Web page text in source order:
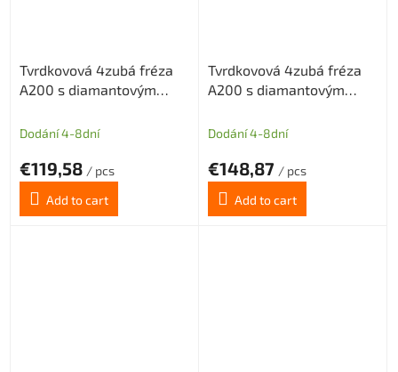
Tvrdkovová 4zubá fréza
A200 s diamantovým
průměr 10 (dlouhá stopka)
Dodání 4-8dní
€119,58 / pcs
Add to cart
Tvrdkovová 4zubá fréza
A200 s diamantovým
průměr 12 (dlouhá stopka)
Dodání 4-8dní
€148,87 / pcs
Add to cart